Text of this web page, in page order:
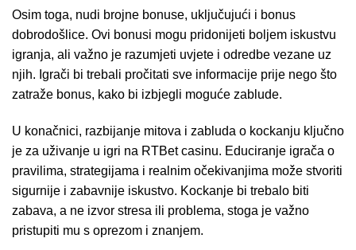
Osim toga, nudi brojne bonuse, uključujući i bonus
dobrodošlice. Ovi bonusi mogu pridonijeti boljem iskustvu
igranja, ali važno je razumjeti uvjete i odredbe vezane uz
njih. Igrači bi trebali pročitati sve informacije prije nego što
zatraže bonus, kako bi izbjegli moguće zablude.
U konačnici, razbijanje mitova i zabluda o kockanju ključno
je za uživanje u igri na RTBet casinu. Educiranje igrača o
pravilima, strategijama i realnim očekivanjima može stvoriti
sigurnije i zabavnije iskustvo. Kockanje bi trebalo biti
zabava, a ne izvor stresa ili problema, stoga je važno
pristupiti mu s oprezom i znanjem.